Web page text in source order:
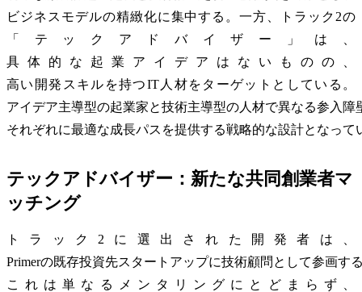
ビジネスモデルの精緻化に集中する。一方、トラック2の
「テックアドバイザー」は、
具体的な起業アイデアはないものの、
高い開発スキルを持つIT人材をターゲットとしている。
アイデア主導型の起業家と技術主導型の人材で異なる参入障
それぞれに最適な成長パスを提供する戦略的な設計となって
テックアドバイザー：新たな共同創業者マ
ッチング
トラック2に選出された開発者は、
Primerの既存投資先スタートアップに技術顧問として参画す
これは単なるメンタリングにとどまらず、